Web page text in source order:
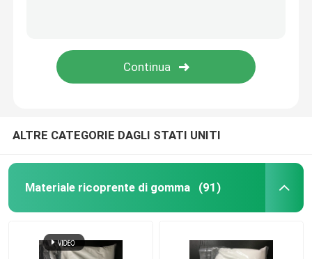
ALTRE CATEGORIE DAGLI STATI UNITI
Materiale ricoprente di gomma (91)